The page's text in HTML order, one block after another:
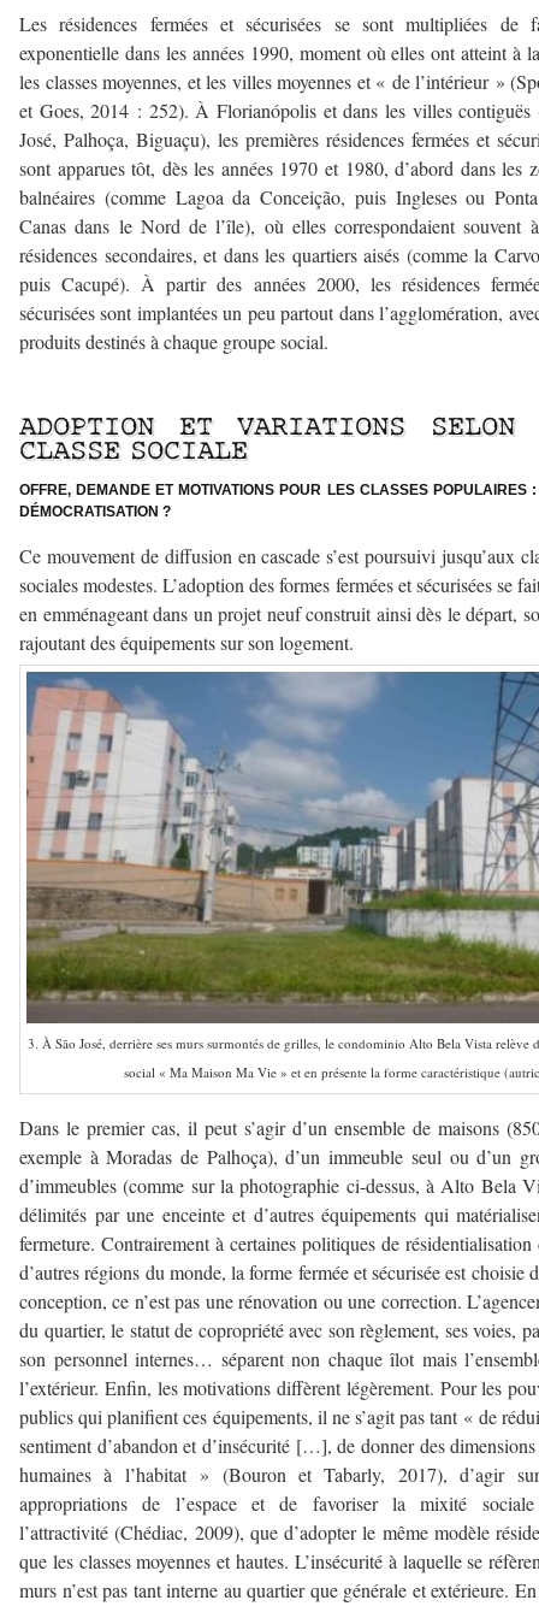
Les résidences fermées et sécurisées se sont multipliées de
exponentielle dans les années 1990, moment où elles ont atteint à
les classes moyennes, et les villes moyennes et « de l’intérieur »
et Goes, 2014 : 252). À Florianópolis et dans les villes contiguës
José, Palhoça, Biguaçu), les premières résidences fermées et
sont apparues tôt, dès les années 1970 et 1980, d’abord dans les
balnéaires (comme Lagoa da Conceição, puis Ingleses ou
Canas dans le Nord de l’île), où elles correspondaient souvent
résidences secondaires, et dans les quartiers aisés (comme la
puis Cacupé). À partir des années 2000, les résidences
sécurisées sont implantées un peu partout dans l’agglomération,
produits destinés à chaque groupe social.
ADOPTION ET VARIATIONS SELON
CLASSE SOCIALE
OFFRE, DEMANDE ET MOTIVATIONS POUR LES CLASSES POPULAIRES
DÉMOCRATISATION ?
Ce mouvement de diffusion en cascade s’est poursuivi jusqu’aux
sociales modestes. L’adoption des formes fermées et sécurisées se
en emménageant dans un projet neuf construit ainsi dès le départ,
rajoutant des équipements sur son logement.
3. À São José, derrière ses murs surmontés de grilles, le condominio Alto Bela Vista relève
social « Ma Maison Ma Vie » et en présente la forme caractéristique
Dans le premier cas, il peut s’agir d’un ensemble de maisons
exemple à Moradas de Palhoça), d’un immeuble seul ou d’un
d’immeubles (comme sur la photographie ci-dessus, à Alto Bela
délimités par une enceinte et d’autres équipements qui
fermeture. Contrairement à certaines politiques de résidentialisation
d’autres régions du monde, la forme fermée et sécurisée est choisie
conception, ce n’est pas une rénovation ou une correction.
du quartier, le statut de copropriété avec son règlement, ses voies,
son personnel internes… séparent non chaque îlot mais
l’extérieur. Enfin, les motivations diffèrent légèrement. Pour les
publics qui planifient ces équipements, il ne s’agit pas tant « de
sentiment d’abandon et d’insécurité […], de donner des
humaines à l’habitat » (Bouron et Tabarly, 2017), d’agir
appropriations de l’espace et de favoriser la mixité
l’attractivité (Chédiac, 2009), que d’adopter le même modèle
que les classes moyennes et hautes. L’insécurité à laquelle se
murs n’est pas tant interne au quartier que générale et extérieure.